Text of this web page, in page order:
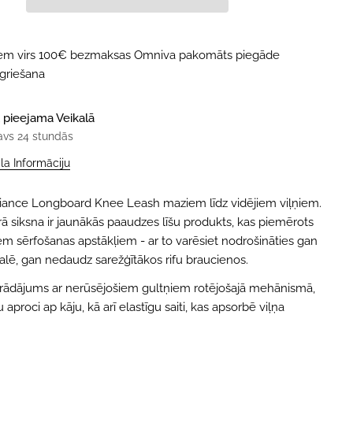
virs 100€ bezmaksas Omniva pakomāts piegāde
pieejamaVeikalā
24 stundās
Informāciju
Longboard Knee Leash maziem līdz vidējiem viļņiem.
siksna ir jaunākās paaudzes līšu produkts, kas piemērots
sērfošanas apstākļiem - ar to varēsiet nodrošināties gan
gan nedaudz sarežģītākos rifu braucienos.
ar nerūsējošiem gultņiem rotējošajā mehānismā,
aproci ap kāju, kā arī elastīgu saiti, kas apsorbē viļņa